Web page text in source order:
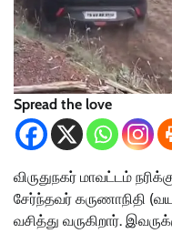
Spread the love
விருதுநகர் மாவட்டம்
சேர்ந்தவர் கருணாநிதி
வசித்து வருகிறார்.